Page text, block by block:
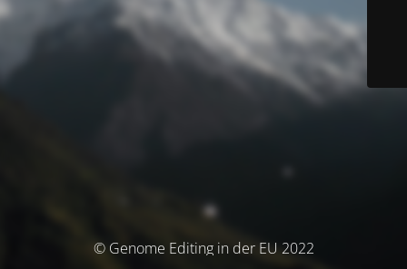
© Genome Editing in der EU 2022